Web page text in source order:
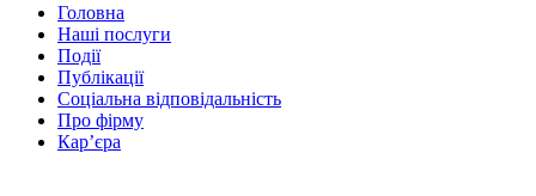
Головна
Наші послуги
Події
Публікації
Соціальна відповідальність
Про фiрму
Кар’єра